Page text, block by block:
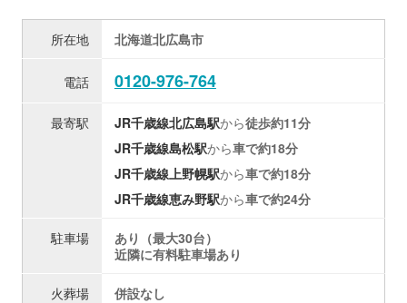
所在地 北海道北広島市
電話 0120-976-764
最寄駅 JR千歳線北広島駅から徒歩約11分
JR千歳線島松駅から車で約18分
JR千歳線上野幌駅から車で約18分
JR千歳線恵み野駅から車で約24分
駐車場
あり（最大30台）
近隣に有料駐車場あり
火葬場 併設なし